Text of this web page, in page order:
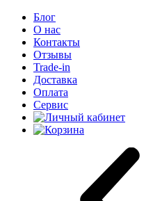
Блог
О нас
Контакты
Отзывы
Trade-in
Доставка
Оплата
Сервис